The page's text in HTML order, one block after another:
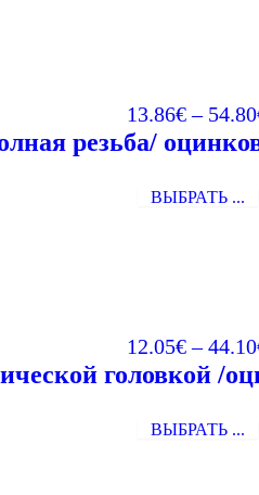
13.86€– 54.80
резьба/
ВЫБРАТЬ ...
12.05€–44.10
головкой /
ВЫБРАТЬ ...